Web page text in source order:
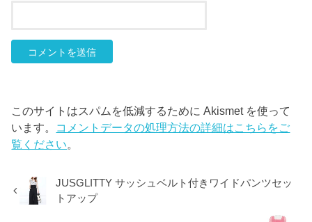
このサイトはスパムを低減するために Akismet を使って
います。 コメントデータの処理方法の詳細はこちらをご
覧ください
JUSGLITTY サッシュベルト付きワイドパンツセッ
トアップ